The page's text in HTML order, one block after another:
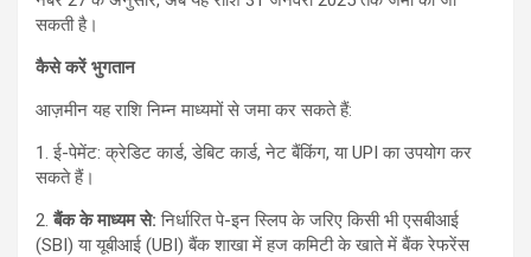
सकती है।
कैसे करें भुगतान
आज़मीन यह राशि निम्न माध्यमों से जमा कर सकते हैं:
1. ई-पेमेंट: क्रेडिट कार्ड, डेबिट कार्ड, नेट बैंकिंग, या UPI का उपयोग कर
सकते हैं।
2.बैंक के माध्यम से: निर्धारित पे-इन स्लिप के जरिए किसी भी एसबीआई
(SBI) या यूबीआई (UBI) बैंक शाखा में हज कमिटी के खाते में बैंक रेफरेंस